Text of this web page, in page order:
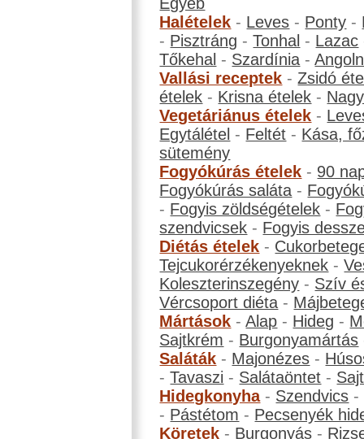
Halételek - Leves - Ponty -
- Pisztráng -Tonhal - Lazac
Tőkehal - Szardínia -
Vallási receptek -Zsidó
ételek - Krisna ételek -
Vegetáriánus ételek -
Egytálétel - Feltét - Kása,
sütemény
Fogyókúrás ételek - 90
Fogyókúrás saláta -
- Fogyis zöldségételek -
szendvicsek - Fogyis
Diétás ételek -
Tejcukorérzékenyeknek -
Koleszterinszegény - Szív
Vércsoport diéta -
Mártások -Alap - Hideg -
Sajtkrém - Burgonyamártás
Saláták - Majonézes -
-Tavaszi - Salátaöntet -
Hidegkonyha- Szendvics -
- Pástétom - Pecsenyék
Köretek - Burgonyás -